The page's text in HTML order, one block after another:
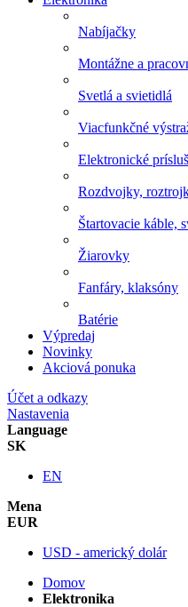
Nabíjačky
Montážne a
Svetlá a svietidlá
Viacfunkčné
Elektronické
Rozdvojky,
Štartovacie káble,
Žiarovky
Fanfáry, klaksóny
Batérie
Výpredaj
Novinky
Akciová ponuka
Účet a odkazy
Nastavenia
Language
SK
EN
Mena
EUR
USD - americký dolár
Domov
Elektronika